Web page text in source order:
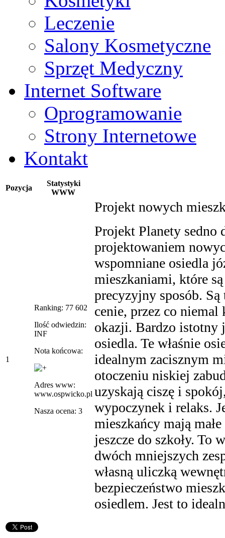
Leczenie
Salony Kosmetyczne
Sprzęt Medyczny
Internet Software
Oprogramowanie
Strony Internetowe
Kontakt
Pozycja
Statystyki
WWW
1
Ranking: 77 602
Ilość odwiedzin:
INF
Nota końcowa:
Adres www:
www.ospwicko.pl
Nasza ocena: 3
Projekt nowych
Projekt Planety sedno
projektowaniem
wspomniane osiedla
mieszkaniami, które
precyzyjny sposób.
cenie, przez co
okazji. Bardzo istotny
osiedla. Te właśnie
idealnym zacisznym
otoczeniu niskiej
uzyskają ciszę i
wypoczynek i relaks.
mieszkańcy mają
jeszcze do szkoły. To
dwóch mniejszych
własną uliczką
bezpieczeństwo
osiedlem. Jest to